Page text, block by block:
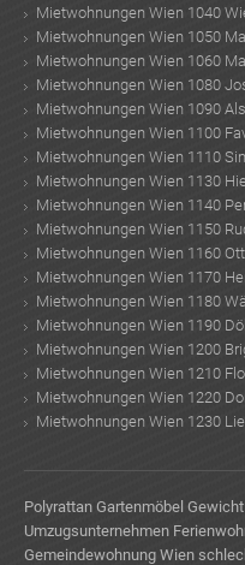
Mietwohnungen Wien 1040
Mietwohnungen Wien 1050
Mietwohnungen Wien 1060
Mietwohnungen Wien 1080
Mietwohnungen Wien 1090
Mietwohnungen Wien 1100
Mietwohnungen Wien 1110
Mietwohnungen Wien 1130
Mietwohnungen Wien 1140
Mietwohnungen Wien 1150
Mietwohnungen Wien 1160
Mietwohnungen Wien 1170
Mietwohnungen Wien 1180
Mietwohnungen Wien 1190
Mietwohnungen Wien 1200
Mietwohnungen Wien 1210
Mietwohnungen Wien 1220
Mietwohnungen Wien 1230
Polyrattan Gartenmöbel
Umzugsunternehmen
Gemeindewohnung Wien